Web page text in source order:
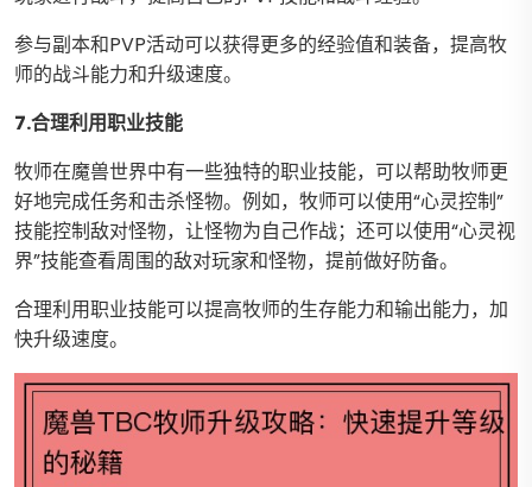
参与副本和PVP活动可以获得更多的经验值和装备，提高牧
师的战斗能力和升级速度。
7.合理利用职业技能
牧师在魔兽世界中有一些独特的职业技能，可以帮助牧师更
好地完成任务和击杀怪物。例如，牧师可以使用“心灵控制”
技能控制敌对怪物，让怪物为自己作战；还可以使用“心灵视
界”技能查看周围的敌对玩家和怪物，提前做好防备。
合理利用职业技能可以提高牧师的生存能力和输出能力，加
快升级速度。